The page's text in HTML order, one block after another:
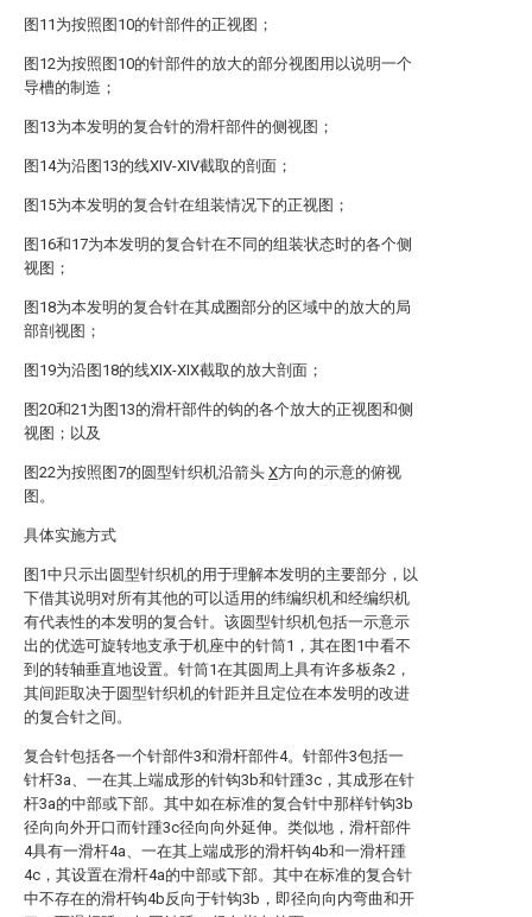
图11为按照图10的针部件的正视图；
图12为按照图10的针部件的放大的部分视图用以说明一个
导槽的制造；
图13为本发明的复合针的滑杆部件的侧视图；
图14为沿图13的线XIV-XIV截取的剖面；
图15为本发明的复合针在组装情况下的正视图；
图16和17为本发明的复合针在不同的组装状态时的各个侧
视图；
图18为本发明的复合针在其成圈部分的区域中的放大的局
部剖视图；
图19为沿图18的线XIX-XIX截取的放大剖面；
图20和21为图13的滑杆部件的钩的各个放大的正视图和侧
视图；以及
图22为按照图7的圆型针织机沿箭头 X方向的示意的俯视
图。
具体实施方式
图1中只示出圆型针织机的用于理解本发明的主要部分，以
下借其说明对所有其他的可以适用的纬编织机和经编织机
有代表性的本发明的复合针。该圆型针织机包括一示意示
出的优选可旋转地支承于机座中的针筒1，其在图1中看不
到的转轴垂直地设置。针筒1在其圆周上具有许多板条2，
其间距取决于圆型针织机的针距并且定位在本发明的改进
的复合针之间。
复合针包括各一个针部件3和滑杆部件4。针部件3包括一
针杆3a、一在其上端成形的针钩3b和针踵3c，其成形在针
杆3a的中部或下部。其中如在标准的复合针中那样针钩3b
径向向外开口而针踵3c径向向外延伸。类似地，滑杆部件
4具有一滑杆4a、一在其上端成形的滑杆钩4b和一滑杆踵
4c，其设置在滑杆4a的中部或下部。其中在标准的复合针
中不存在的滑杆钩4b反向于针钩3b，即径向向内弯曲和开